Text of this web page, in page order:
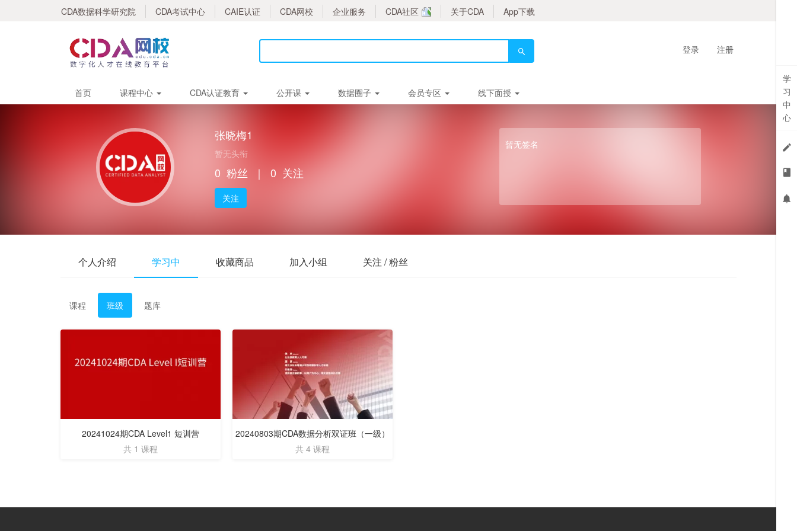
CDA数据科学研究院 CDA考试中心 CAIE认证 CDA网校 企业服务 CDA社区 关于CDA App下载
登录 注册
首页 课程中心 CDA认证教育 公开课 数据圈子 会员专区 线下面授
张晓梅1
暂无头衔
0 粉丝 ｜ 0 关注
关注
暂无签名
个人介绍 学习中 收藏商品 加入小组 关注 / 粉丝
课程 班级 题库
20241024期CDA Level1 短训营
共 1 课程
20240803期CDA数据分析双证班（一级）
共 4 课程
学
习
中
心